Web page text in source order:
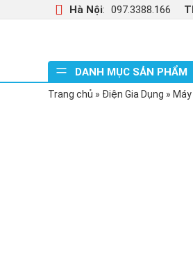
Hà Nội: 097.3388.166
DANH MỤC SẢN PHẨM
Trang chủ » Điện Gia Dụng »